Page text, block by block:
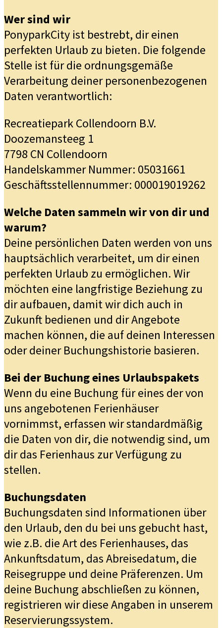
Wer sind wir
PonyparkCity ist bestrebt, dir einen
perfekten Urlaub zu bieten. Die folgende
Stelle ist für die ordnungsgemäße
Verarbeitung deiner personenbezogenen
Daten verantwortlich:
Recreatiepark Collendoorn B.V.
Doozemansteeg 1
7798 CN Collendoorn
Handelskammer Nummer: 05031661
Geschäftsstellennummer: 000019019262
Welche Daten sammeln wir von dir und
warum?
Deine persönlichen Daten werden von uns
hauptsächlich verarbeitet, um dir einen
perfekten Urlaub zu ermöglichen. Wir
möchten eine langfristige Beziehung zu
dir aufbauen, damit wir dich auch in
Zukunft bedienen und dir Angebote
machen können, die auf deinen Interessen
oder deiner Buchungshistorie basieren.
Bei der Buchung eines Urlaubspakets
Wenn du eine Buchung für eines der von
uns angebotenen Ferienhäuser
vornimmst, erfassen wir standardmäßig
die Daten von dir, die notwendig sind, um
dir das Ferienhaus zur Verfügung zu
stellen.
Buchungsdaten
Buchungsdaten sind Informationen über
den Urlaub, den du bei uns gebucht hast,
wie z.B. die Art des Ferienhauses, das
Ankunftsdatum, das Abreisedatum, die
Reisegruppe und deine Präferenzen. Um
deine Buchung abschließen zu können,
registrieren wir diese Angaben in unserem
Reservierungssystem.